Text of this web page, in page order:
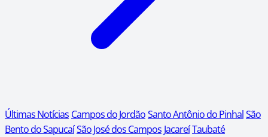
Últimas Notícias Campos do JordãoSanto Antônio do PinhalSão
Bento do SapucaíSão José dos Campos JacareíTaubaté